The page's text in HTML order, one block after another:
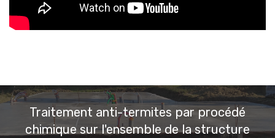
Traitement anti-termites par procédé
chimique sur l'ensemble de la structure